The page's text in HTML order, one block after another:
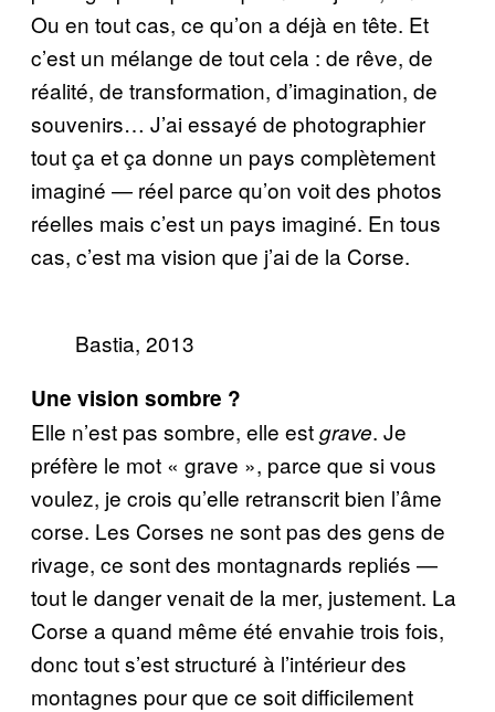
Ou en tout cas, ce qu’on a déjà en tête. Et
c’est un mélange de tout cela : de rêve, de
réalité, de transformation, d’imagination, de
souvenirs… J’ai essayé de photographier
tout ça et ça donne un pays complètement
imaginé — réel parce qu’on voit des photos
réelles mais c’est un pays imaginé. En tous
cas, c’est ma vision que j’ai de la Corse.
Bastia, 2013
Une vision sombre ?
Elle n’est pas sombre, elle estgrave. Je
préfère le mot « grave », parce que si vous
voulez, je crois qu’elle retranscrit bien l’âme
corse. Les Corses ne sont pas des gens de
rivage, ce sont des montagnards repliés —
tout le danger venait de la mer, justement. La
Corse a quand même été envahie trois fois,
donc tout s’est structuré à l’intérieur des
montagnes pour que ce soit difficilement